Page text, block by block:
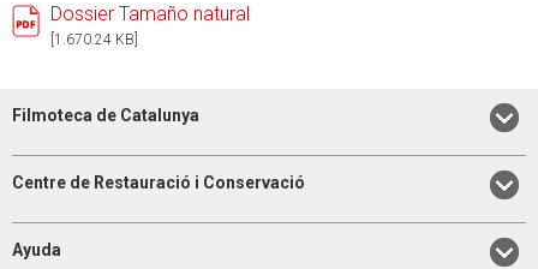
Dossier Tamaño natural
[1.670.24 KB]
Filmoteca de Catalunya
Centre de Restauració i Conservació
Ayuda